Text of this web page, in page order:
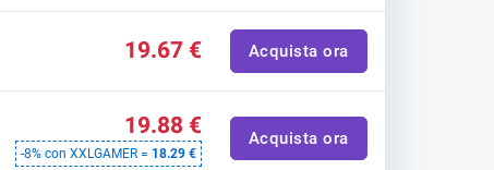
19.67 € Acquista ora
19.88 €
-8% con XXLGAMER = 18.29 €
Acquista ora